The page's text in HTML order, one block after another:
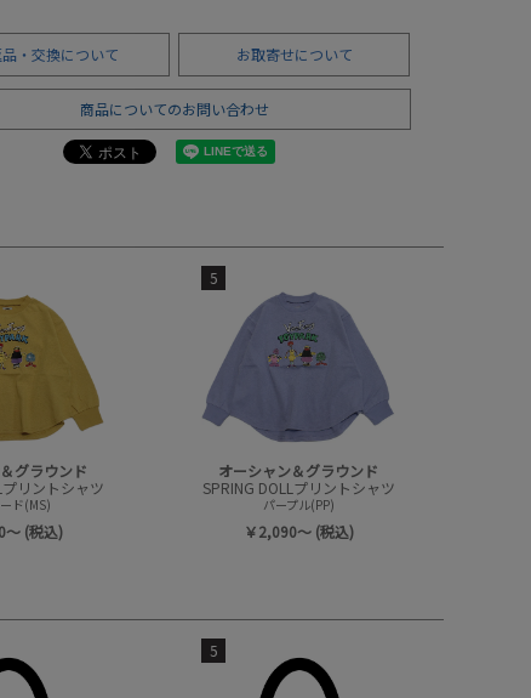
・交換について お取寄せについて
商品についてのお問い合わせ
グラウンド
プリントシャツ
ド(MS)
～ (税込)
5
オーシャン＆グラウンド
SPRING DOLLプリントシャツ
パープル(PP)
￥2,090～ (税込)
5